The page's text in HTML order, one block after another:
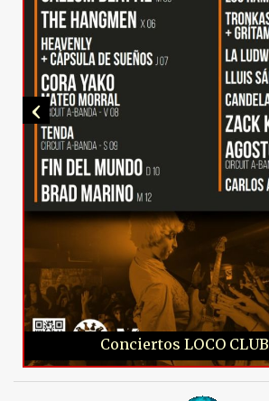
Conciertos LOCO CLUB
‹